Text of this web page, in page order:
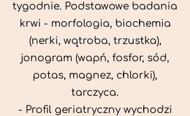
tygodnie. Podstawowe badania
krwi - morfologia, biochemia
(nerki, wątroba, trzustka),
jonogram (wapń, fosfor, sód,
potas, magnez, chlorki),
tarczyca.
- Profil geriatryczny wychodzi